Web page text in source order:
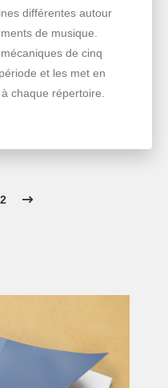
différentes autour
de musique.
de cinq
et les met en
chaque répertoire.
2